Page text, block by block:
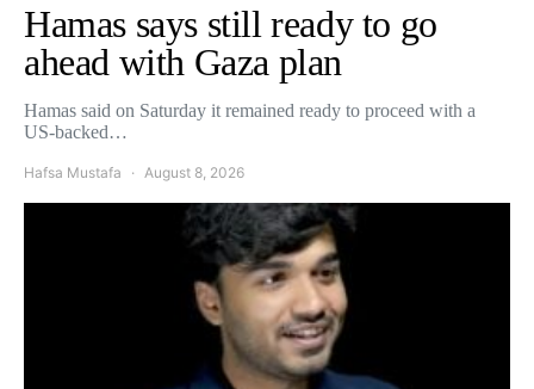
Hamas says still ready to go
ahead with Gaza plan
Hamas said on Saturday it remained ready to proceed with a
US-backed…
Hafsa Mustafa August 8, 2026